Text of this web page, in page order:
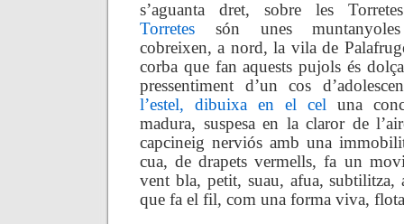
s’aguanta dret, sobre les
Torretes són unes
cobreixen, a nord, la vila de
corba que fan aquests pujols és
pressentiment d’un cos
l’estel, dibuixa en el cel una
madura, suspesa en la claror de
capcineig nerviós amb una
cua, de drapets vermells, fa un
vent bla, petit, suau, afua, subtilitza,
que fa el fil, com una forma viva,